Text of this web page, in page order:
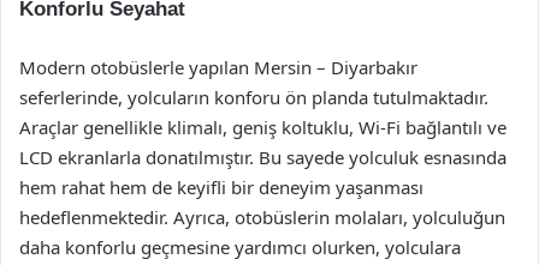
Konforlu Seyahat
Modern otobüslerle yapılan Mersin – Diyarbakır
seferlerinde, yolcuların konforu ön planda tutulmaktadır.
Araçlar genellikle klimalı, geniş koltuklu, Wi-Fi bağlantılı ve
LCD ekranlarla donatılmıştır. Bu sayede yolculuk esnasında
hem rahat hem de keyifli bir deneyim yaşanması
hedeflenmektedir. Ayrıca, otobüslerin molaları, yolculuğun
daha konforlu geçmesine yardımcı olurken, yolculara